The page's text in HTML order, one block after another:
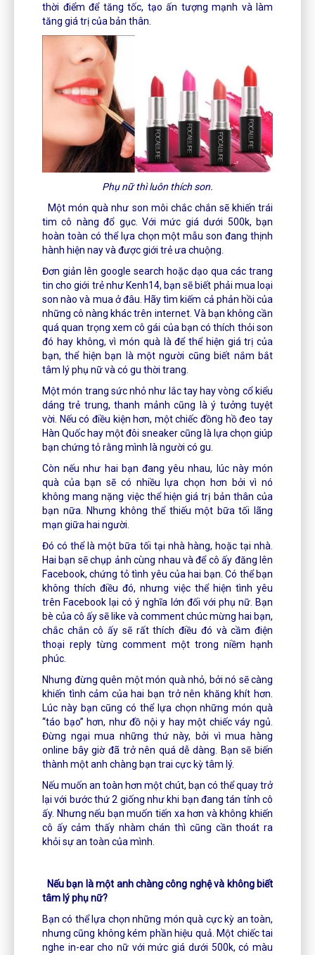
thời điểm để tăng tốc, tạo ấn tượng mạnh và làm
tăng giá trị của bản thân.
Phụ nữ thì luôn thích son.
Một món quà như son môi chắc chắn sẽ khiến trái
tim cô nàng đổ gục. Với mức giá dưới 500k, bạn
hoàn toàn có thể lựa chọn một mẫu son đang thịnh
hành hiện nay và được giới trẻ ưa chuộng.
Đơn giản lên google search hoặc dạo qua các trang
tin cho giới trẻ như Kenh14, bạn sẽ biết phải mua loại
son nào và mua ở đâu. Hãy tìm kiếm cả phản hồi của
những cô nàng khác trên internet. Và bạn không cần
quá quan trọng xem cô gái của bạn có thích thỏi son
đó hay không, vì món quà là để thể hiện giá trị của
bạn, thể hiện bạn là một người cũng biết nắm bắt
tâm lý phụ nữ và có gu thời trang.
Một món trang sức nhỏ như lắc tay hay vòng cổ kiểu
dáng trẻ trung, thanh mảnh cũng là ý tưởng tuyệt
vời. Nếu có điều kiện hơn, một chiếc đồng hồ đeo tay
Hàn Quốc hay một đôi sneaker cũng là lựa chọn giúp
bạn chứng tỏ rằng mình là người có gu.
Còn nếu như hai bạn đang yêu nhau, lúc này món
quà của bạn sẽ có nhiều lựa chọn hơn bởi vì nó
không mang nặng việc thể hiện giá trị bản thân của
bạn nữa. Nhưng không thể thiếu một bữa tối lãng
mạn giữa hai người.
Đó có thể là một bữa tối tại nhà hàng, hoặc tại nhà.
Hai bạn sẽ chụp ảnh cùng nhau và để cô ấy đăng lên
Facebook, chứng tỏ tình yêu của hai bạn. Có thể bạn
không thích điều đó, nhưng việc thể hiện tình yêu
trên Facebook lại có ý nghĩa lớn đối với phụ nữ. Bạn
bè của cô ấy sẽ like và comment chúc mừng hai bạn,
chắc chắn cô ấy sẽ rất thích điều đó và cầm điện
thoại reply từng comment một trong niềm hạnh
phúc.
Nhưng đừng quên một món quà nhỏ, bởi nó sẽ càng
khiến tình cảm của hai bạn trở nên khăng khít hơn.
Lúc này bạn cũng có thể lựa chọn những món quà
“táo bạo” hơn, như đồ nội y hay một chiếc váy ngủ.
Đừng ngại mua những thứ này, bởi vì mua hàng
online bây giờ đã trở nên quá dễ dàng. Bạn sẽ biến
thành một anh chàng bạn trai cực kỳ tâm lý.
Nếu muốn an toàn hơn một chút, bạn có thể quay trở
lại với bước thứ 2 giống như khi bạn đang tán tỉnh cô
ấy. Nhưng nếu bạn muốn tiến xa hơn và không khiến
cô ấy cảm thấy nhàm chán thì cũng cần thoát ra
khỏi sự an toàn của mình.
Nếu bạn là một anh chàng công nghệ và không biết
tâm lý phụ nữ?
Bạn có thể lựa chọn những món quà cực kỳ an toàn,
nhưng cũng không kém phần hiệu quả. Một chiếc tai
nghe in-ear cho nữ với mức giá dưới 500k, có màu